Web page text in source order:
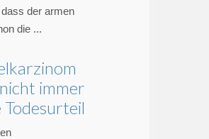
der armen
die ...
immer